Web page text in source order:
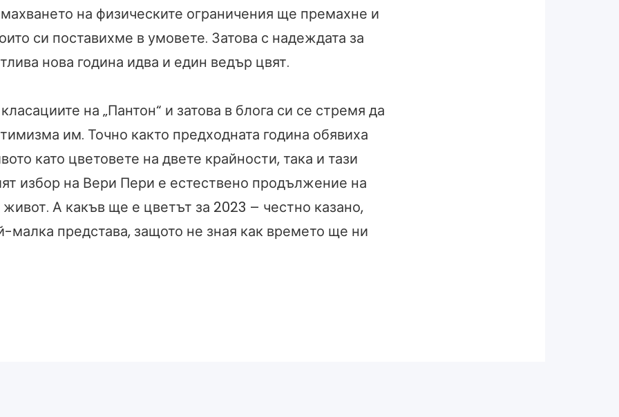
на физическите ограничения ще премахне и
си поставихме в умовете. Затова с надеждата за
нова година идва и един ведър цвят.
на „Пантон“ и затова в блога си се стремя да
им. Точно както предходната година обявиха
като цветовете на двете крайности, така и тази
избор на Вери Пери е естествено продължение на
А какъв ще е цветът за 2023 – честно казано,
малка представа, защото не зная как времето ще ни